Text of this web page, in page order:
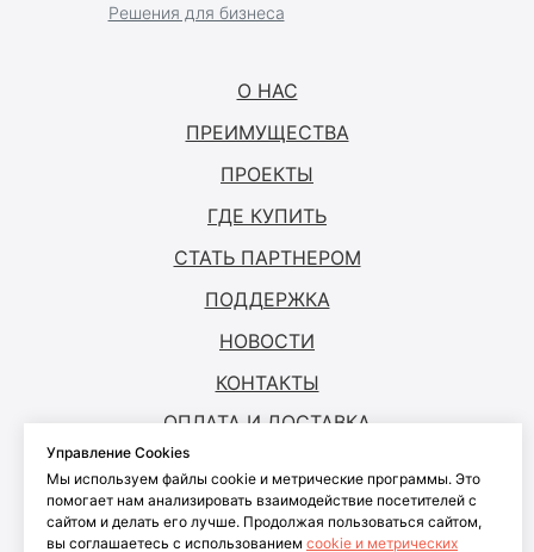
О НАС
© ANTOUCH, 2026. Все права защищены
Согласие на обработку персональных
ПРЕИМУЩЕСТВА
ПРОЕКТЫ
ГДЕ КУПИТЬ
СТАТЬ ПАРТНЕРОМ
ПОДДЕРЖКА
НОВОСТИ
КОНТАКТЫ
ОПЛАТА И ДОСТАВКА
Решения для бизнеса
Управление Cookies
Мы используем файлы cookie и метрические программы. Это
помогает нам анализировать взаимодействие посетителей с
сайтом и делать его лучше. Продолжая пользоваться сайтом,
вы соглашаетесь с использованием cookie и метрических